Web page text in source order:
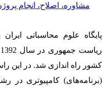
مشاوره، اصلاح، انجام
پایگاه علوم محاسباتی
کشور راه اندازی شد. در این
(برنامه‌های) کامپیوتری در